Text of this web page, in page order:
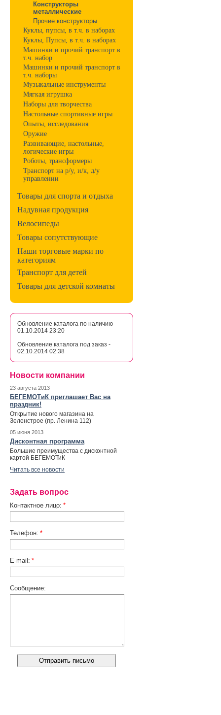
Конструкторы
металлические
Прочие конструкторы
Куклы, пупсы, в т.ч. в наборах
Куклы, Пупсы, в т.ч. в наборах
Машинки и прочий транспорт в
т.ч. набор
Машинки и прочий транспорт в
т.ч. наборы
Музыкальные инструменты
Мягкая игрушка
Наборы для творчества
Настольные спортивные игры
Опыты, исследования
Оружие
Развивающие, настольные,
логические игры
Роботы, трансформеры
Транспорт на р/у, и/к, д/у
управлении
Товары для спорта и отдыха
Надувная продукция
Велосипеды
Товары сопутствующие
Наши торговые марки по
категориям
Транспорт для детей
Товары для детской комнаты
Обновление каталога по наличию -
01.10.2014 23:20
Обновление каталога под заказ -
02.10.2014 02:38
Новости компании
23 августа 2013
БЕГЕМОТиК приглашает Вас на
праздник!
Открытие нового магазина на
Зеленстрое (пр. Ленина 112)
05 июня 2013
Дисконтная программа
Большие преимущества с дисконтной
картой БЕГЕМОТиК
Читать все новости
Задать вопрос
Контактное лицо: *
Телефон: *
E-mail: *
Сообщение: